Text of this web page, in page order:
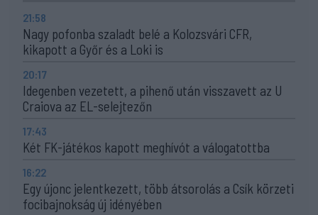
21:58
Nagy pofonba szaladt belé a Kolozsvári CFR,
kikapott a Győr és a Loki is
20:17
Idegenben vezetett, a pihenő után visszavett az U
Craiova az EL-selejtezőn
17:43
Két FK-játékos kapott meghívót a válogatottba
16:22
Egy újonc jelentkezett, több átsorolás a Csík körzeti
focibajnokság új idényében